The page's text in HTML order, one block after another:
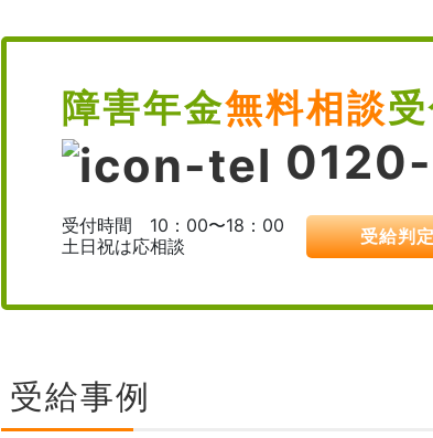
障害年金無料相談
受付時間 10：00〜18：00
土日祝は応相談
受給判
受給事例